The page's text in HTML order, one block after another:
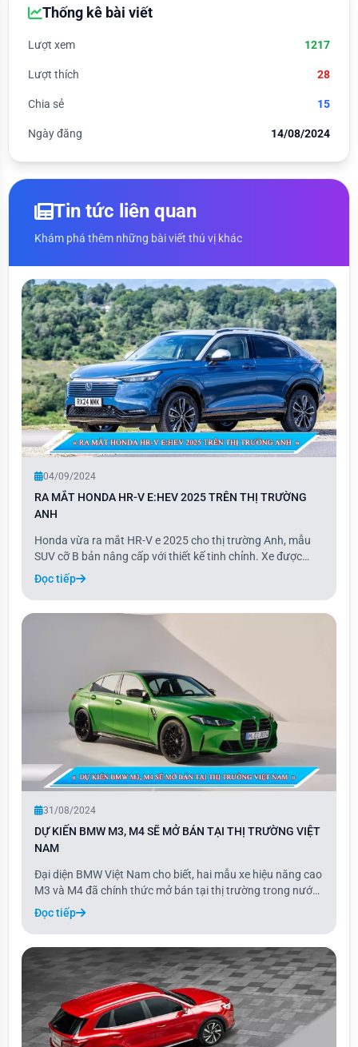
Thống kê bài viết
Lượt xem 1217
Lượt thích 28
Chia sẻ 15
Ngày đăng 14/08/2024
Tin tức liên quan
Khám phá thêm những bài viết thú vị khác
04/09/2024
RA MẮT HONDA HR-V E:HEV 2025 TRÊN THỊ TRƯỜNG
ANH
Honda vừa ra mắt HR-V e 2025 cho thị trường Anh, mẫu
SUV cỡ B bản nâng cấp với thiết kế tinh chỉnh. Xe được
thừa hưởng thiết kế từ mẫu Vezel tại Nhật Bản và sẽ bán
Đọc tiếp
31/08/2024
DỰ KIẾN BMW M3, M4 SẼ MỞ BÁN TẠI THỊ TRƯỜNG VIỆT
NAM
Đại diện BMW Việt Nam cho biết, hai mẫu xe hiệu năng cao
M3 và M4 đã chính thức mở bán tại thị trường trong nước,
và các đại lý đã bắt đầu nhận cọc để ưu tiên giao xe sớm
vào năm 2025. Tại Việt Nam, cả M3 và M4 đều được đặt
hàng ở phiên bản Competition XD
Đọc tiếp